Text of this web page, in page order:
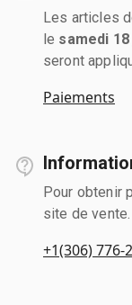
Les articles
le samedi
seront
Paiements
Pour obtenir
site de vente.
+1(306) 776-